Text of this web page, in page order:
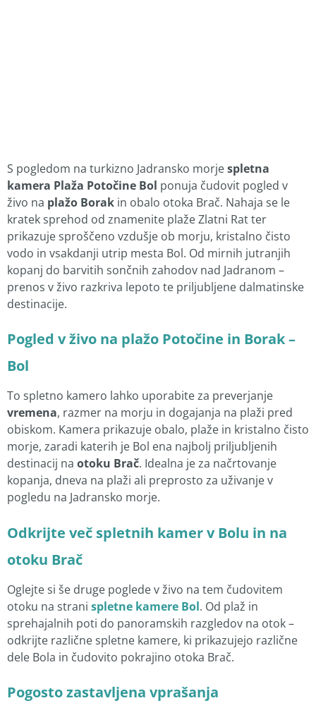
S pogledom na turkizno Jadransko morjespletna
kamera Plaža Potočine Bol ponuja čudovit pogled v
živo na plažo Borak in obalo otoka Brač. Nahaja se le
kratek sprehod od znamenite plaže Zlatni Rat ter
prikazuje sproščeno vzdušje ob morju, kristalno čisto
vodo in vsakdanji utrip mesta Bol. Od mirnih jutranjih
kopanj do barvitih sončnih zahodov nad Jadranom –
prenos v živo razkriva lepoto te priljubljene dalmatinske
destinacije.
Pogled v živo na plažo Potočine in Borak –
Bol
To spletno kamero lahko uporabite za preverjanje
vremena, razmer na morju in dogajanja na plaži pred
obiskom. Kamera prikazuje obalo, plaže in kristalno čisto
morje, zaradi katerih je Bol ena najbolj priljubljenih
destinacij na otoku Brač. Idealna je za načrtovanje
kopanja, dneva na plaži ali preprosto za uživanje v
pogledu na Jadransko morje.
Odkrijte več spletnih kamer v Bolu in na
otoku Brač
Oglejte si še druge poglede v živo na tem čudovitem
otoku na strani spletne kamere Bol. Od plaž in
sprehajalnih poti do panoramskih razgledov na otok –
odkrijte različne spletne kamere, ki prikazujejo različne
dele Bola in čudovito pokrajino otoka Brač.
Pogosto zastavljena vprašanja